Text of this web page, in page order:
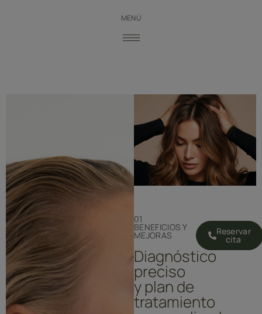
MENÚ
01
BENEFICIOS Y
MEJORAS
Diagnóstico
preciso
y plan de
tratamiento
Reservar
cita